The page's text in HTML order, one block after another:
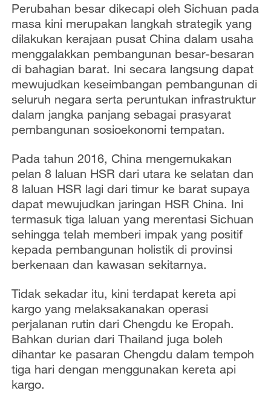
Perubahan besar dikecapi oleh Sichuan pada
masa kini merupakan langkah strategik yang
dilakukan kerajaan pusat China dalam usaha
menggalakkan pembangunan besar-besaran
di bahagian barat. Ini secara langsung dapat
mewujudkan keseimbangan pembangunan di
seluruh negara serta peruntukan infrastruktur
dalam jangka panjang sebagai prasyarat
pembangunan sosioekonomi tempatan.
Pada tahun 2016, China mengemukakan
pelan 8 laluan HSR dari utara ke selatan dan
8 laluan HSR lagi dari timur ke barat supaya
dapat mewujudkan jaringan HSR China. Ini
termasuk tiga laluan yang merentasi Sichuan
sehingga telah memberi impak yang positif
kepada pembangunan holistik di provinsi
berkenaan dan kawasan sekitarnya.
Tidak sekadar itu, kini terdapat kereta api
kargo yang melaksakanakan operasi
perjalanan rutin dari Chengdu ke Eropah.
Bahkan durian dari Thailand juga boleh
dihantar ke pasaran Chengdu dalam tempoh
tiga hari dengan menggunakan kereta api
kargo.